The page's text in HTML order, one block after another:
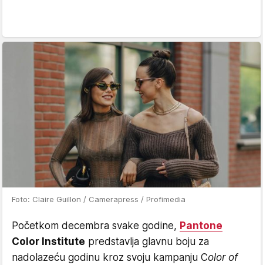
Foto: Claire Guillon / Camerapress / Profimedia
Početkom decembra svake godine, Pantone
Color Institute predstavlja glavnu boju za
nadolazeću godinu kroz svoju kampanju Color of